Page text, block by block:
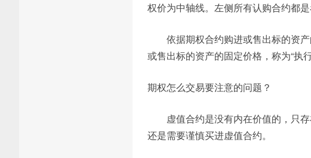
权价为中轴线。左侧所有认购合约都
依据期权合约购进或售出标的资
或售出标的资产的固定价格，称为“执行
期权怎么交易要注意的问题？
虚值合约是没有内在价值的，只
还是需要谨慎买进虚值合约。